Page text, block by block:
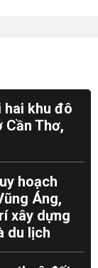
hai khu đô
Cần Thơ,
hoạch
Áng,
xây dựng
du lịch